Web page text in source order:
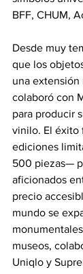
BFF, CHUM,
Desde muy
que los
una extensión
colaboró con
para producir
vinilo. El éxito
ediciones
500 piezas—
aficionados
precio
mundo se
museos,
Uniqlo y